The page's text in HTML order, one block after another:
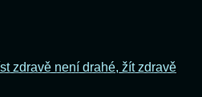
zdravě není drahé, žít zdravě